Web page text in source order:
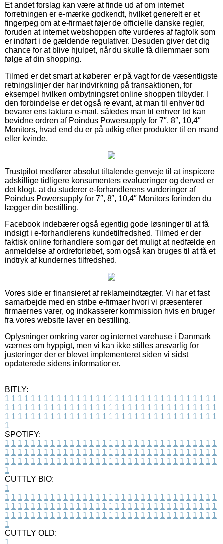
Et andet forslag kan være at finde ud af om internet
forretningen er e-mærke godkendt, hvilket generelt er et
fingerpeg om at e-firmaet føjer de officielle danske regler,
foruden at internet webshoppen ofte vurderes af fagfolk som
er indført i de gældende regulativer. Desuden giver det dig
chance for at blive hjulpet, når du skulle få dilemmaer som
følge af din shopping.
Tilmed er det smart at køberen er på vagt for de væsentligste
retningslinjer der har indvirkning på transaktionen, for
eksempel hvilken ombytningsret online shoppen tilbyder. I
den forbindelse er det også relevant, at man til enhver tid
bevarer ens faktura e-mail, således man til enhver tid kan
bevidne ordren af Poindus Powersupply for 7″, 8″, 10,4″
Monitors, hvad end du er på udkig efter produkter til en mand
eller kvinde.
Trustpilot medfører absolut tiltalende genveje til at inspicere
adskillige tidligere konsumenters evalueringer og derved er
det klogt, at du studerer e-forhandlerens vurderinger af
Poindus Powersupply for 7″, 8″, 10,4″ Monitors forinden du
lægger din bestilling.
Facebook indebærer også egentlig gode løsninger til at få
indsigt i e-forhandlerens kundetilfredshed. Tilmed er der
faktisk online forhandlere som gør det muligt at nedfælde en
anmeldelse af ordreforløbet, som også kan bruges til at få et
indtryk af kundernes tilfredshed.
Vores side er finansieret af reklameindtægter. Vi har et fast
samarbejde med en stribe e-firmaer hvori vi præsenterer
firmaernes varer, og indkasserer kommission hvis en bruger
fra vores website laver en bestilling.
Oplysninger omkring varer og internet varehuse i Danmark
værnes om hyppigt, men vi kan ikke stilles ansvarlig for
justeringer der er blevet implementeret siden vi sidst
opdaterede sidens informationer.
BITLY:
1 1 1 1 1 1 1 1 1 1 1 1 1 1 1 1 1 1 1 1 1 1 1 1 1 1 1 1 1 1 1 1 1
1 1 1 1 1 1 1 1 1 1 1 1 1 1 1 1 1 1 1 1 1 1 1 1 1 1 1 1 1 1 1 1 1
1 1 1 1 1 1 1 1 1 1 1 1 1 1 1 1 1 1 1 1 1 1 1 1 1 1 1 1 1 1 1 1 1
1
SPOTIFY:
1 1 1 1 1 1 1 1 1 1 1 1 1 1 1 1 1 1 1 1 1 1 1 1 1 1 1 1 1 1 1 1 1
1 1 1 1 1 1 1 1 1 1 1 1 1 1 1 1 1 1 1 1 1 1 1 1 1 1 1 1 1 1 1 1 1
1 1 1 1 1 1 1 1 1 1 1 1 1 1 1 1 1 1 1 1 1 1 1 1 1 1 1 1 1 1 1 1 1
1
CUTTLY BIO:
1
1 1 1 1 1 1 1 1 1 1 1 1 1 1 1 1 1 1 1 1 1 1 1 1 1 1 1 1 1 1 1 1 1
1 1 1 1 1 1 1 1 1 1 1 1 1 1 1 1 1 1 1 1 1 1 1 1 1 1 1 1 1 1 1 1 1
1 1 1 1 1 1 1 1 1 1 1 1 1 1 1 1 1 1 1 1 1 1 1 1 1 1 1 1 1 1 1 1 1
1
CUTTLY OLD:
1